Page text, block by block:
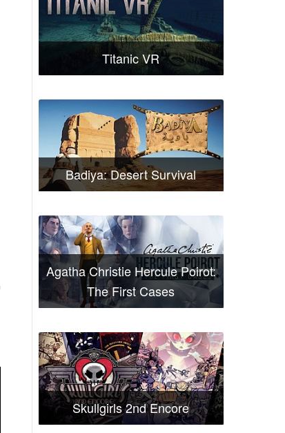
Titanic VR
Badiya: Desert Survival
Agatha Christie Hercule Poirot:
The First Cases
Skullgirls 2nd Encore